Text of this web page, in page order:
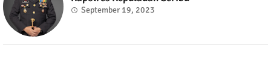
September 19, 2023